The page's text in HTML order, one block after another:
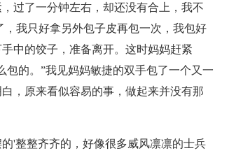
过了一分钟左右，却还没有合上，我不
我只好拿另外包子皮再包一次，我包好
中的饺子，准备离开。这时妈妈赶紧
的。”我见妈妈敏捷的双手包了一个又一
，原来看似容易的事，做起来并没有那
'整整齐齐的，好像很多威风凛凛的士兵